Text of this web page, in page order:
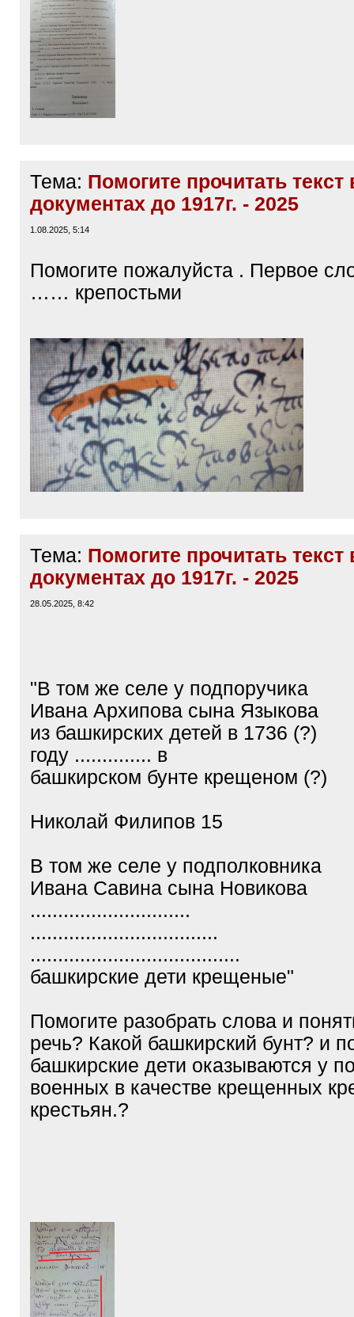
Тема: Помогите прочитать текст
документах до 1917г. - 2025
1.08.2025, 5:14
Помогите пожалуйста . Первое
…… крепостьми
Тема: Помогите прочитать текст
документах до 1917г. - 2025
28.05.2025, 8:42
"В том же селе у подпоручика
Ивана Архипова сына Языкова
из башкирских детей в 1736 (?)
году .............. в
башкирском бунте крещеном (?)
Николай Филипов 15
В том же селе у подполковника
Ивана Савина сына Новикова
.............................
..................................
......................................
башкирские дети крещеные"
Помогите разобрать слова и
речь? Какой башкирский бунт? и
башкирские дети оказываются у
военных в качестве крещенных
крестьян.?